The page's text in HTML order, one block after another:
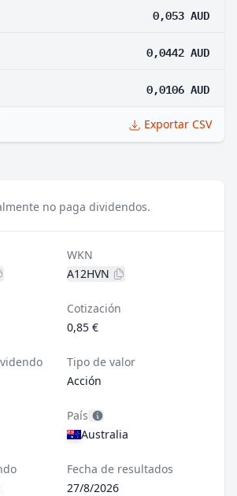
0,053 AUD
0,0442 AUD
0,0106 AUD
Exportar CSV
no paga dividendos.
WKN
A12HVN
Cotización
0,85 €
Tipo de valor
Acción
País
Australia
Fecha de resultados
27/8/2026